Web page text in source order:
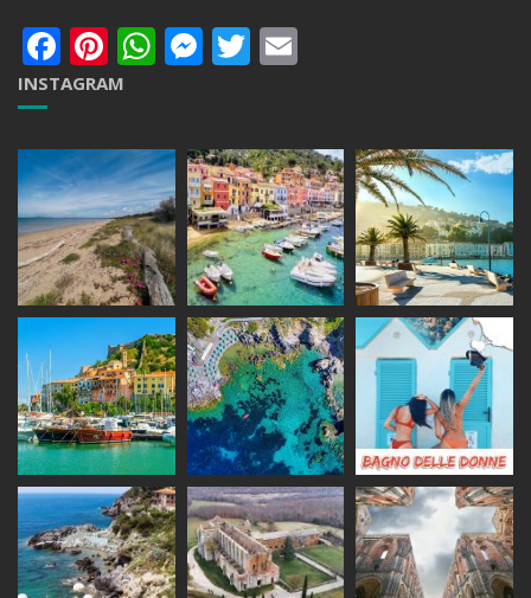
Facebook
Pinterest
WhatsApp
Messenger
Twitter
INSTAGRAM